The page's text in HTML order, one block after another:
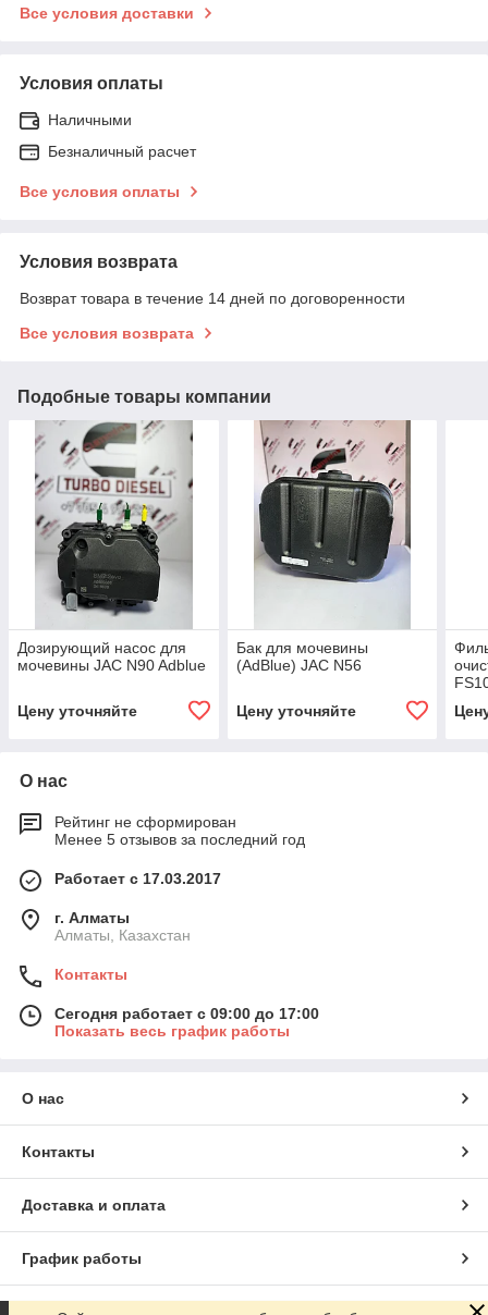
Все условия доставки
Условия оплаты
Наличными
Безналичный расчет
Все условия оплаты
Условия возврата
Возврат товара в течение 14 дней по договоренности
Все условия возврата
Подобные товары компании
Дозирующий насос для
мочевины JAC N90 Adblue
Цену уточняйте
Бак для мочевины
(AdBlue) JAC N56
Цену уточняйте
О нас
Рейтинг не сформирован
Менее 5 отзывов за последний год
Работает с 17.03.2017
г. Алматы
Алматы, Казахстан
Контакты
Сегодня работает с 09:00 до 17:00
Показать весь график работы
О нас
Контакты
Доставка и оплата
График работы